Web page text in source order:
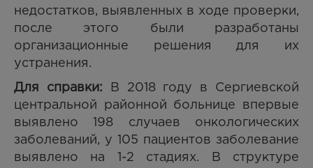
недостатков, выявленных в ходе проверки,
после этого были разработаны
организационные решения для их
устранения.
Для справки:
В 2018 году в Сергиевской
центральной районной больнице впервые
выявлено 198 случаев онкологических
заболеваний, у 105 пациентов заболевание
выявлено на 1-2 стадиях. В структуре